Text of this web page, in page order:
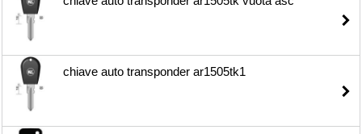
chiave auto transponder ar1505tk1